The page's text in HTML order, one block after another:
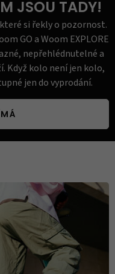
JSOU TADY!
si řekly o pozornost.
GO a Woom EXPLORE
nepřehlédnutelné a
Když kolo není jen kolo,
jen do vyprodání.